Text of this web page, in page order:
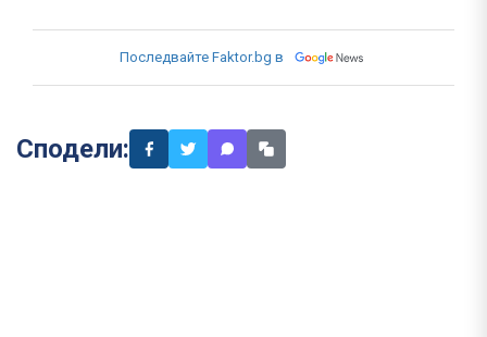
Последвайте Faktor.bg в
Сподели: